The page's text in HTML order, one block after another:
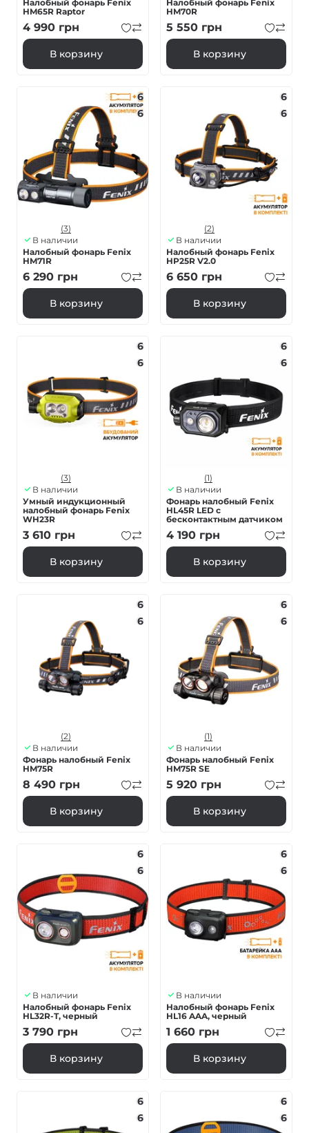
Налобный фонарь Fenix
HM65R Raptor
4 990 грн
В корзину
Налобный фонарь Fenix
HM70R
5 550 грн
В корзину
6
6
(3)
В наличии
Налобный фонарь Fenix
HM71R
6 290 грн
В корзину
6
6
(2)
В наличии
Налобный фонарь Fenix
HP25R V2.0
6 650 грн
В корзину
6
6
(3)
В наличии
Умный индукционный
налобный фонарь Fenix
WH23R
3 610 грн
В корзину
6
6
(1)
В наличии
Фонарь налобный Fenix
HL45R LED с
бесконтактным датчиком
4 190 грн
В корзину
6
6
(2)
В наличии
Фонарь налобный Fenix
HM75R
8 490 грн
В корзину
6
6
(1)
В наличии
Фонарь налобный Fenix ​​
HM75R SE
5 920 грн
В корзину
6
6
В наличии
Налобный фонарь Fenix
HL32R-T, черный
3 790 грн
В корзину
6
6
В наличии
Налобный фонарь Fenix
HL16 AAA, черный
1 660 грн
В корзину
6
6
6
6